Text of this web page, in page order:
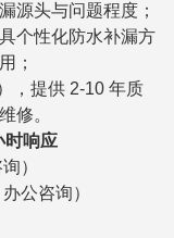
源头与问题程度；
个性化防水补漏方
；
，提供 2-10 年质
修。
时响应
）
公咨询）